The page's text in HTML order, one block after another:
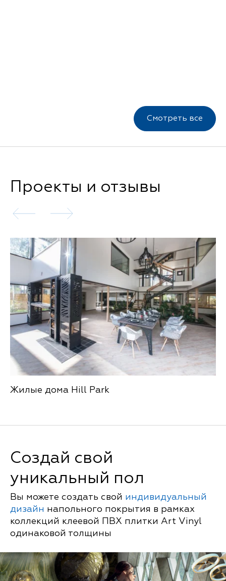
Смотреть все
Проекты и отзывы
Жилые дома Hill Park
Создай свой
уникальный пол
Вы можете создать свой индивидуальный
дизайн напольного покрытия в рамках
коллекций клеевой ПВХ плитки Art Vinyl
одинаковой толщины